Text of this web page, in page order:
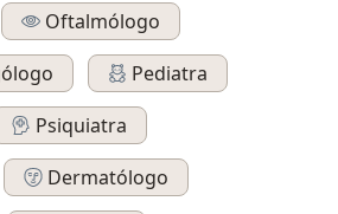
Oftalmólogo
Pediatra
Psiquiatra
Dermatólogo